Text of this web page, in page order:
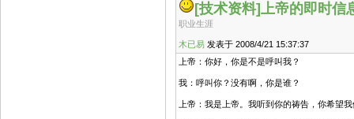
[技术资料]上帝的即时信
职业生涯
木已易 发表于 2008/4/21 15:37:37
上帝：你好，你是不是呼叫我？
我：呼叫你？没有啊，你是谁？
上帝：我是上帝。我听到你的祷告，你希望